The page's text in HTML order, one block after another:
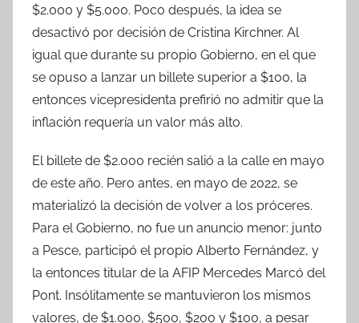
$2.000 y $5.000. Poco después, la idea se
desactivó por decisión de Cristina Kirchner. Al
igual que durante su propio Gobierno, en el que
se opuso a lanzar un billete superior a $100, la
entonces vicepresidenta prefirió no admitir que la
inflación requería un valor más alto.
El billete de $2.000 recién salió a la calle en mayo
de este año. Pero antes, en mayo de 2022, se
materializó la decisión de volver a los próceres.
Para el Gobierno, no fue un anuncio menor: junto
a Pesce, participó el propio Alberto Fernández, y
la entonces titular de la AFIP Mercedes Marcó del
Pont. Insólitamente se mantuvieron los mismos
valores, de $1.000, $500, $200 y $100, a pesar